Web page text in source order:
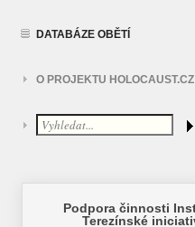
DATABÁZE OBĚTÍ
O PROJEKTU HOLOCAUST.CZ